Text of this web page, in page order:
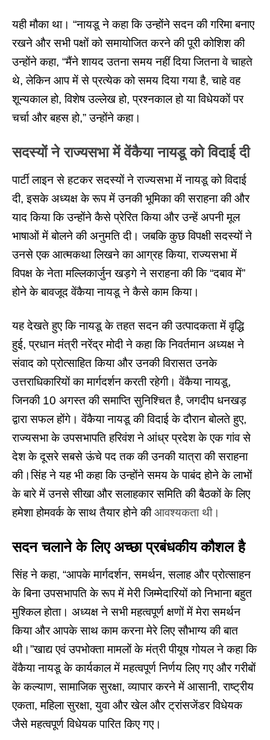
यही मौका था। “नायडू ने कहा कि उन्होंने सदन की गरिमा बनाए
रखने और सभी पक्षों को समायोजित करने की पूरी कोशिश की
उन्होंने कहा, “मैंने शायद उतना समय नहीं दिया जितना वे चाहते
थे, लेकिन आप में से प्रत्येक को समय दिया गया है, चाहे वह
शून्यकाल हो, विशेष उल्लेख हो, प्रश्नकाल हो या विधेयकों पर
चर्चा और बहस हो,” उन्होंने कहा।
सदस्यों ने राज्यसभा में वेंकैया नायडू को विदाई दी
पार्टी लाइन से हटकर सदस्यों ने राज्यसभा में नायडू को विदाई
दी, इसके अध्यक्ष के रूप में उनकी भूमिका की सराहना की और
याद किया कि उन्होंने कैसे प्रेरित किया और उन्हें अपनी मूल
भाषाओं में बोलने की अनुमति दी। जबकि कुछ विपक्षी सदस्यों ने
उनसे एक आत्मकथा लिखने का आग्रह किया, राज्यसभा में
विपक्ष के नेता मल्लिकार्जुन खड़गे ने सराहना की कि “दबाव में”
होने के बावजूद वेंकैया नायडू ने कैसे काम किया।
यह देखते हुए कि नायडू के तहत सदन की उत्पादकता में वृद्धि
हुई, प्रधान मंत्री नरेंद्र मोदी ने कहा कि निवर्तमान अध्यक्ष ने
संवाद को प्रोत्साहित किया और उनकी विरासत उनके
उत्तराधिकारियों का मार्गदर्शन करती रहेगी। वेंकैया नायडू,
जिनकी 10 अगस्त की समाप्ति सुनिश्चित है, जगदीप धनखड़
द्वारा सफल होंगे। वेंकैया नायडू की विदाई के दौरान बोलते हुए,
राज्यसभा के उपसभापति हरिवंश ने आंध्र प्रदेश के एक गांव से
देश के दूसरे सबसे ऊंचे पद तक की उनकी यात्रा की सराहना
की।सिंह ने यह भी कहा कि उन्होंने समय के पाबंद होने के लाभों
के बारे में उनसे सीखा और सलाहकार समिति की बैठकों के लिए
हमेशा होमवर्क के साथ तैयार होने कीआवश्यकता थी।
सदन चलाने के लिए अच्छा प्रबंधकीय कौशल है
सिंह ने कहा, “आपके मार्गदर्शन, समर्थन, सलाह और प्रोत्साहन
के बिना उपसभापति के रूप में मेरी जिम्मेदारियों को निभाना बहुत
मुश्किल होता। अध्यक्ष ने सभी महत्वपूर्ण क्षणों में मेरा समर्थन
किया और आपके साथ काम करना मेरे लिए सौभाग्य की बात
थी।”खाद्य एवं उपभोक्ता मामलों के मंत्री पीयूष गोयल ने कहा कि
वेंकैया नायडू के कार्यकाल में महत्वपूर्ण निर्णय लिए गए और गरीबों
के कल्याण, सामाजिक सुरक्षा, व्यापार करने में आसानी, राष्ट्रीय
एकता, महिला सुरक्षा, युवा और खेल और ट्रांसजेंडर विधेयक
जैसे महत्वपूर्ण विधेयक पारित किए गए।